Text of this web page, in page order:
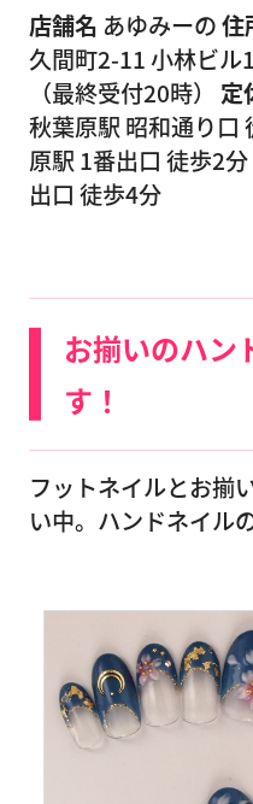
店舗名 あゆみーの住
久間町2-11 小林ビル
（最終受付20時） 定
秋葉原駅 昭和通り口
原駅 1番出口 徒歩2
出口 徒歩4分
お揃いのハン
す！
フットネイルとお揃
い中。ハンドネイル